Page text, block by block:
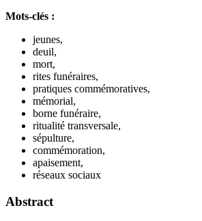
Mots-clés :
jeunes,
deuil,
mort,
rites funéraires,
pratiques commémoratives,
mémorial,
borne funéraire,
ritualité transversale,
sépulture,
commémoration,
apaisement,
réseaux sociaux
Abstract